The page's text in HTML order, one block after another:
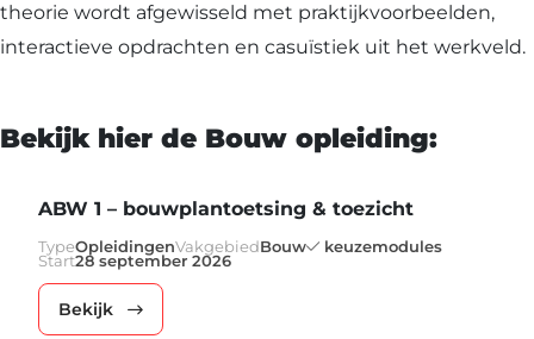
theorie wordt afgewisseld met praktijkvoorbeelden,
interactieve opdrachten en casuïstiek uit het werkveld.
Bekijk hier de Bouw opleiding:
ABW 1 – bouwplantoetsing & toezicht
TypeOpleidingenVakgebiedBouw
keuzemodules
Start28 september 2026
Bekijk